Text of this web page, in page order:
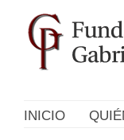
INICIO